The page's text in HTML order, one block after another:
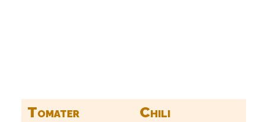
Tomater
Chili